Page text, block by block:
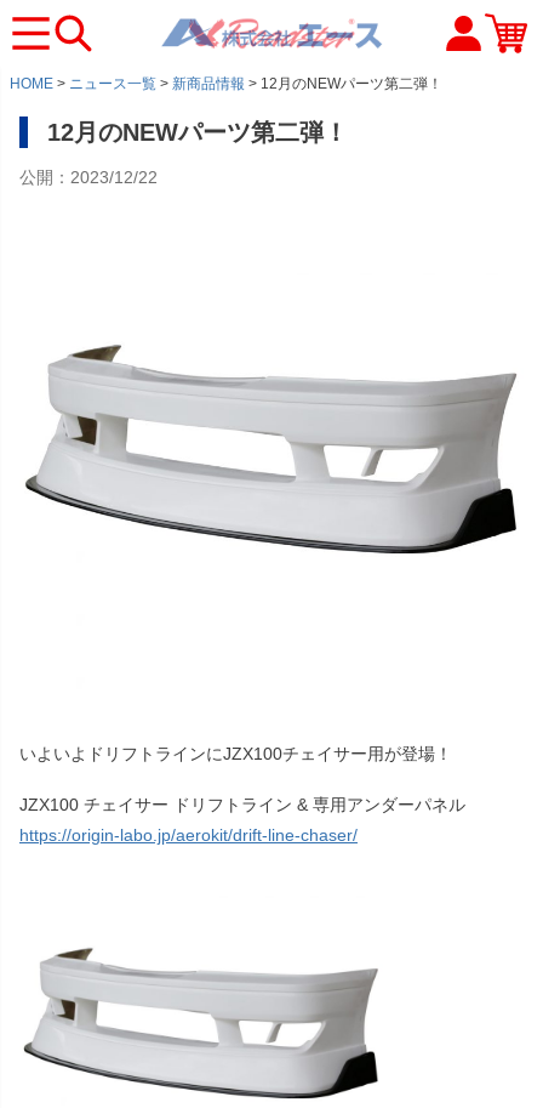
HOME ニュース一覧 新商品情報 12月のNEWパーツ第二弾！
12月のNEWパーツ第二弾！
公開：2023/12/22
いよいよドリフトラインにJZX100チェイサー用が登場！
JZX100 チェイサー ドリフトライン & 専用アンダーパネル
https://origin-labo.jp/aerokit/drift-line-chaser/